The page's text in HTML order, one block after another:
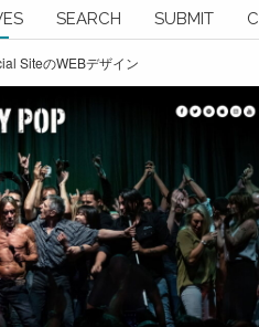
SEARCH SUBMIT
SiteのWEBデザイン